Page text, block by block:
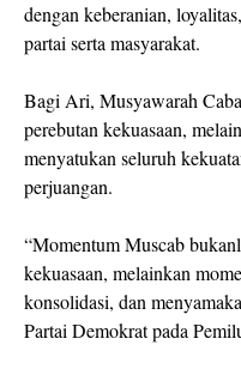
dengan keberanian,
partai serta masyarakat.
Bagi Ari, Musyawarah
perebutan kekuasaan,
menyatukan seluruh
perjuangan.
“Momentum Muscab
kekuasaan, melainkan
konsolidasi, dan
Partai Demokrat pada